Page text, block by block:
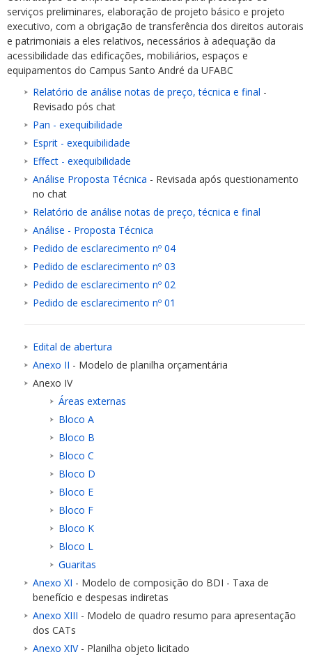
serviços preliminares, elaboração de projeto básico e projeto
executivo, com a obrigação de transferência dos direitos autorais
e patrimoniais a eles relativos, necessários à adequação da
acessibilidade das edificações, mobiliários, espaços e
equipamentos do Campus Santo André da UFABC
Relatório de análise notas de preço, técnica e final -
Revisado pós chat
Pan - exequibilidade
Esprit - exequibilidade
Effect - exequibilidade
Análise Proposta Técnica - Revisada após questionamento
no chat
Relatório de análise notas de preço, técnica e final
Análise - Proposta Técnica
Pedido de esclarecimento nº 04
Pedido de esclarecimento nº 03
Pedido de esclarecimento nº 02
Pedido de esclarecimento nº 01
Edital de abertura
Anexo II - Modelo de planilha orçamentária
Anexo IV
Áreas externas
Bloco A
Bloco B
Bloco C
Bloco D
Bloco E
Bloco F
Bloco K
Bloco L
Guaritas
Anexo XI - Modelo de composição do BDI - Taxa de
benefício e despesas indiretas
Anexo XIII - Modelo de quadro resumo para apresentação
dos CATs
Anexo XIV- Planilha objeto licitado